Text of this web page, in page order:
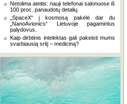
Netolima ateitis: nauji telefonai salonuose iš
100 proc. panaudotų detalių.
„SpaceX“ į kosmosą pakėlė dar du
„NanoAvionics“ Lietuvoje pagamintus
palydovus.
Kaip dirbtinis intelektas gali pakeisti mums
svarbiausią sritį – mediciną?